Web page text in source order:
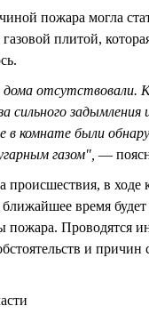
пожара могла
плитой,
дома отсутствовали.
сильного
комнате были
газом", —
происшествия, в ходе
время
пожара. Проводятся
и